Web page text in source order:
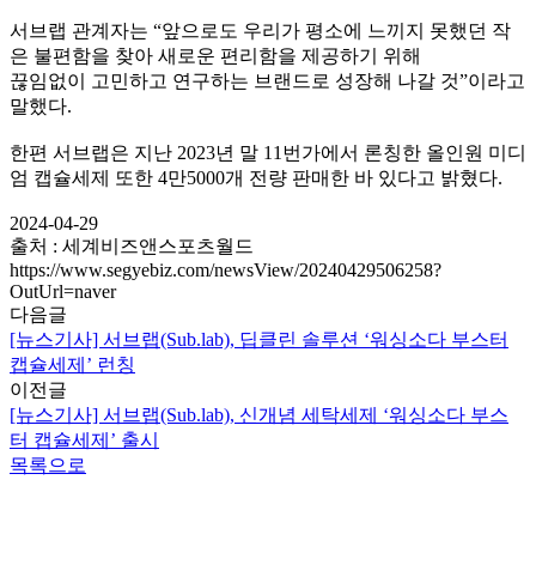
서브랩 관계자는 “앞으로도 우리가 평소에 느끼지 못했던 작
은 불편함을 찾아 새로운 편리함을 제공하기 위해
끊임없이 고민하고 연구하는 브랜드로 성장해 나갈 것”이라고
말했다.
한편 서브랩은 지난 2023년 말 11번가에서 론칭한 올인원 미디
엄 캡슐세제 또한 4만5000개 전량 판매한 바 있다고 밝혔다.
2024-04-29
출처 : 세계비즈앤스포츠월드
https://www.segyebiz.com/newsView/20240429506258?
OutUrl=naver
다음글
[뉴스기사] 서브랩(Sub.lab), 딥클린 솔루션 ‘워싱소다 부스터
캡슐세제’ 런칭
이전글
[뉴스기사] 서브랩(Sub.lab), 신개념 세탁세제 ‘워싱소다 부스
터 캡슐세제’ 출시
목록으로